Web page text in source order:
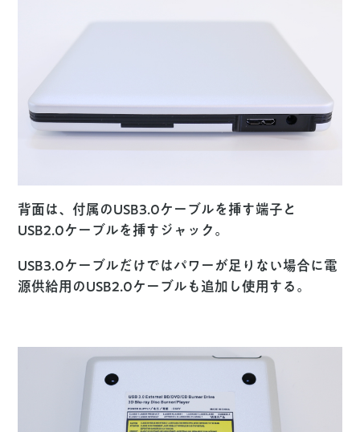
背面は、付属のUSB3.0ケーブルを挿す端子と
USB2.0ケーブルを挿すジャック。
USB3.0ケーブルだけではパワーが足りない場合に電
源供給用のUSB2.0ケーブルも追加し使用する。